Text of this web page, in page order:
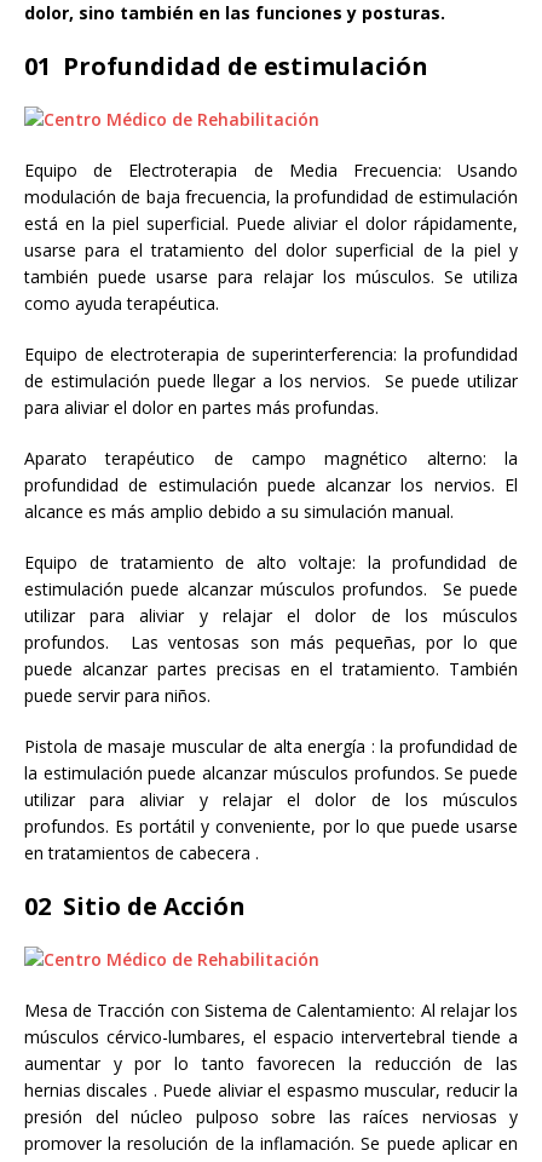
dolor, sino también en las funciones y posturas.
01 Profundidad de estimulación
Equipo de Electroterapia de Media Frecuencia: Usando
modulación de baja frecuencia, la profundidad de estimulación
está en la piel superficial. Puede aliviar el dolor rápidamente,
usarse para el tratamiento del dolor superficial de la piel y
también puede usarse para relajar los músculos. Se utiliza
como ayuda terapéutica.
Equipo de electroterapia de superinterferencia: la profundidad
de estimulación puede llegar a los nervios. Se puede utilizar
para aliviar el dolor en partes más profundas.
Aparato terapéutico de campo magnético alterno: la
profundidad de estimulación puede alcanzar los nervios. El
alcance es más amplio debido a su simulación manual.
Equipo de tratamiento de alto voltaje: la profundidad de
estimulación puede alcanzar músculos profundos. Se puede
utilizar para aliviar y relajar el dolor de los músculos
profundos. Las ventosas son más pequeñas, por lo que
puede alcanzar partes precisas en el tratamiento. También
puede servir para niños.
Pistola de masaje muscular de alta energía : la profundidad de
la estimulación puede alcanzar músculos profundos. Se puede
utilizar para aliviar y relajar el dolor de los músculos
profundos. Es portátil y conveniente, por lo que puede usarse
en tratamientos de cabecera .
02 Sitio de Acción
Mesa de Tracción con Sistema de Calentamiento: Al relajar los
músculos cérvico-lumbares, el espacio intervertebral tiende a
aumentar y por lo tanto favorecen la reducción de las
hernias discales . Puede aliviar el espasmo muscular, reducir la
presión del núcleo pulposo sobre las raíces nerviosas y
promover la resolución de la inflamación. Se puede aplicar en